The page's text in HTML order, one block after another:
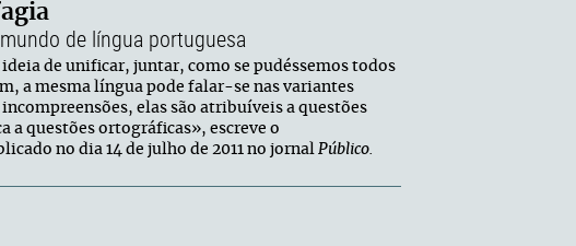
de língua portuguesa
de unificar, juntar, como se pudéssemos todos
a mesma língua pode falar-se nas variantes
elas são atribuíveis a questões
a questões ortográficas», escreve o
no dia 14 de julho de 2011 no jornal Público.